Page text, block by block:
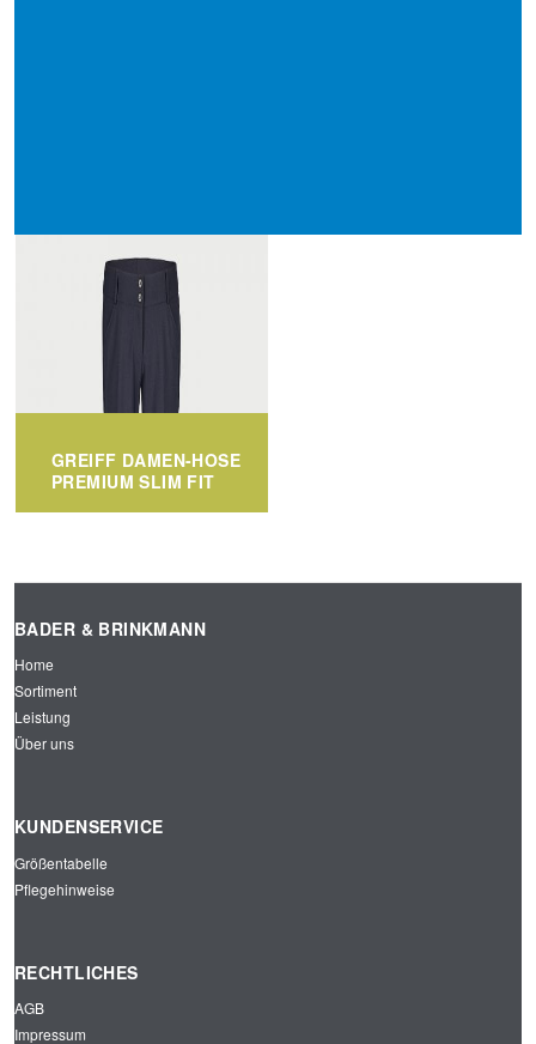
GREIFF DAMEN-HOSE
PREMIUM SLIM FIT
BADER & BRINKMANN
Home
Sortiment
Leistung
Über uns
KUNDENSERVICE
Größentabelle
Pflegehinweise
RECHTLICHES
AGB
Impressum